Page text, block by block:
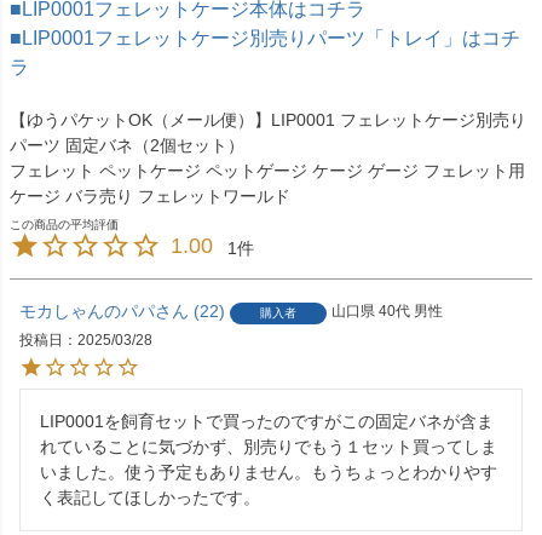
■LIP0001フェレットケージ本体はコチラ
■LIP0001フェレットケージ別売りパーツ「トレイ」はコチ
ラ
【ゆうパケットOK（メール便）】LIP0001 フェレットケージ別売り
パーツ 固定バネ（2個セット）
フェレット ペットケージ ペットゲージ ケージ ゲージ フェレット用
ケージ バラ売り フェレットワールド
1.00 1
モカしゃんのパパ 22 購入者 山口県 40代 男性
投稿日
2025/03/28
LIP0001を飼育セットで買ったのですがこの固定バネが含ま
れていることに気づかず、別売りでもう１セット買ってしま
いました。使う予定もありません。もうちょっとわかりやす
く表記してほしかったです。